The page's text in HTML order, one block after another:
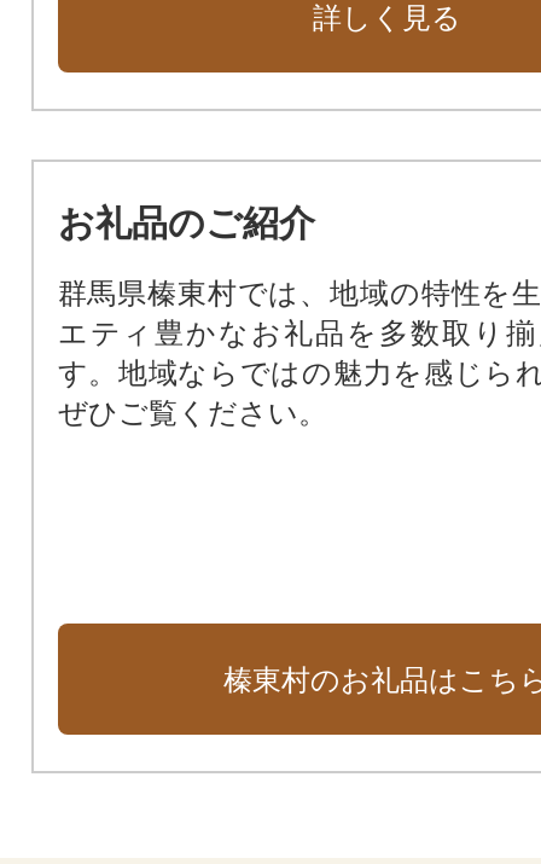
詳しく見る
お礼品のご紹介
群馬県榛東村では、地域の特性を
エティ豊かなお礼品を多数取り
す。地域ならではの魅力を感じら
ぜひご覧ください。
榛東村のお礼品はこち